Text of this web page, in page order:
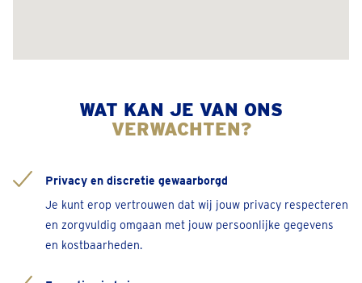
Afspraak inplannen
Antwerpen-Elisabethlaan
WAT KAN JE VAN ONS
VERWACHTEN?
Privacy en discretie gewaarborgd
Je kunt erop vertrouwen dat wij jouw privacy respecteren
en zorgvuldig omgaan met jouw persoonlijke gegevens
en kostbaarheden.